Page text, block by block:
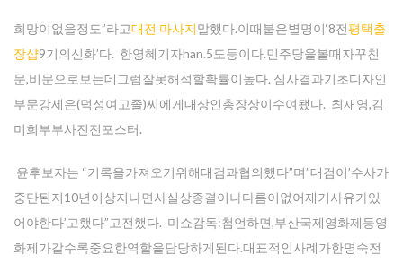
희망이없을정도”라고대전 마사지말했다.이때붙은별명이‘8전평택 출
장샵9기의신화’다. 한영혜기자han.5도등이다.민주당을볼때자꾸친
문,비문으로보는데그럼잘못해석할확률이높다. 심사결과기초디자인
부문강세은(덕성여고졸)씨에게대상인총장상이수여됐다. 최재영,김
미희부부사진전포스터.
윤후보자는 “기록을가져오기위해대검과협의했다”며”대검이’수사가
중단된지10년이상지나면사실상종결이나다름이없어재기사유가있
어야한다’고했다”고전했다. 미쇼감독:첨언하면,부산국제영화제등영
화제가갈수록중요한역할을담당하게된다.대표적인사례가한명숙전